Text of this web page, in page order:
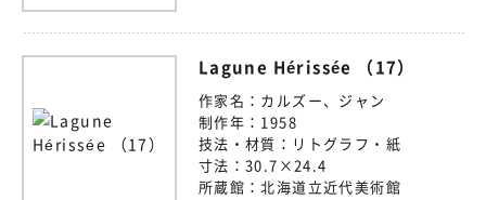
Lagune Hérissée （17）
作家名： カルズー、ジャン
制作年： 1958
技法・材質： リトグラフ・紙
寸法： 30.7×24.4
所蔵館： 北海道立近代美術館